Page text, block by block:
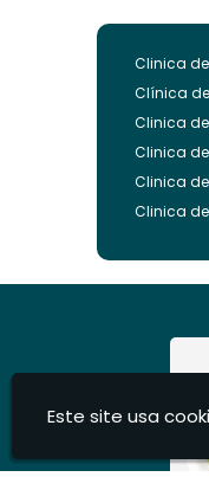
Clinica
Clínica
Clinica
Clinica
Clinica
Clinica
Clinica
Este site usa